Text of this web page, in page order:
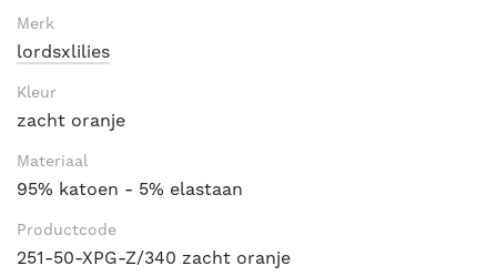
Merk
lordsxlilies
Kleur
zacht oranje
Materiaal
95% katoen - 5% elastaan
Productcode
251-50-XPG-Z/340 zacht oranje